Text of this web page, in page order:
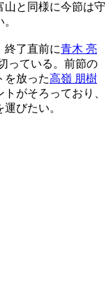
山と同様に今節は守
終了直前に青木 亮
っている。前節の
を放った高嶺 朋樹
がそろっており、
びたい。